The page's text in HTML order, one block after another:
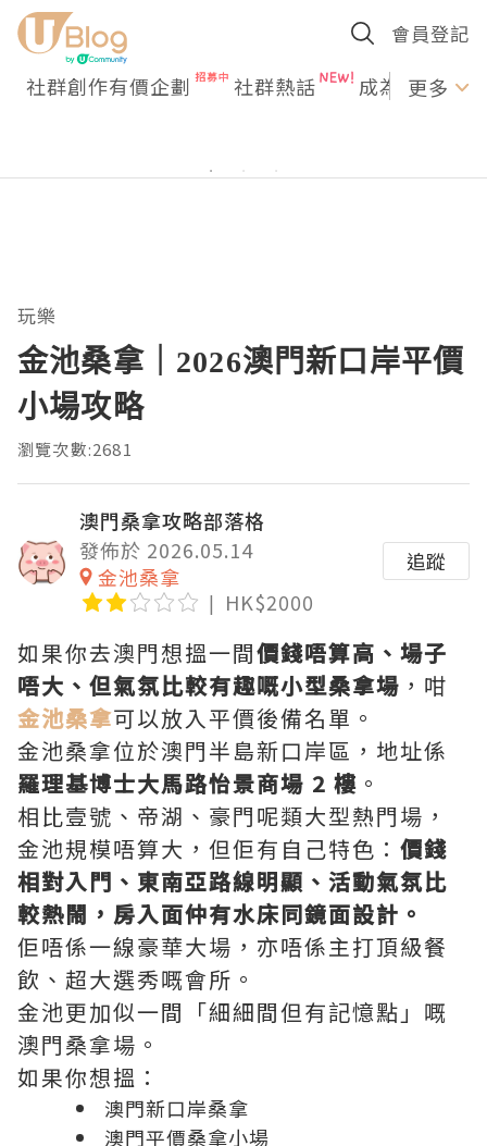
會員登記
社群創作有價企劃 社群熱話 成為U更多
玩樂
金池桑拿｜2026澳門新口岸平價
小場攻略
瀏覽次數:2681
澳門桑拿攻略部落格
發佈於 2026.05.14
金池桑拿
HK$2000
追蹤
如果你去澳門想搵一間價錢唔算高、場子
唔大、但氣氛比較有趣嘅小型桑拿場 ，咁
金池桑拿可以放入平價後備名單。
金池桑拿位於澳門半島新口岸區，地址係
羅理基博士大馬路怡景商場 2 樓 。
相比壹號、帝湖、豪門呢類大型熱門場，
金池規模唔算大，但佢有自己特色： 價錢
相對入門、東南亞路線明顯、活動氣氛比
較熱鬧，房入面仲有水床同鏡面設計。
佢唔係一線豪華大場，亦唔係主打頂級餐
飲、超大選秀嘅會所。
金池更加似一間「細細間但有記憶點」嘅
澳門桑拿場。
如果你想搵：
澳門新口岸桑拿
澳門平價桑拿小場